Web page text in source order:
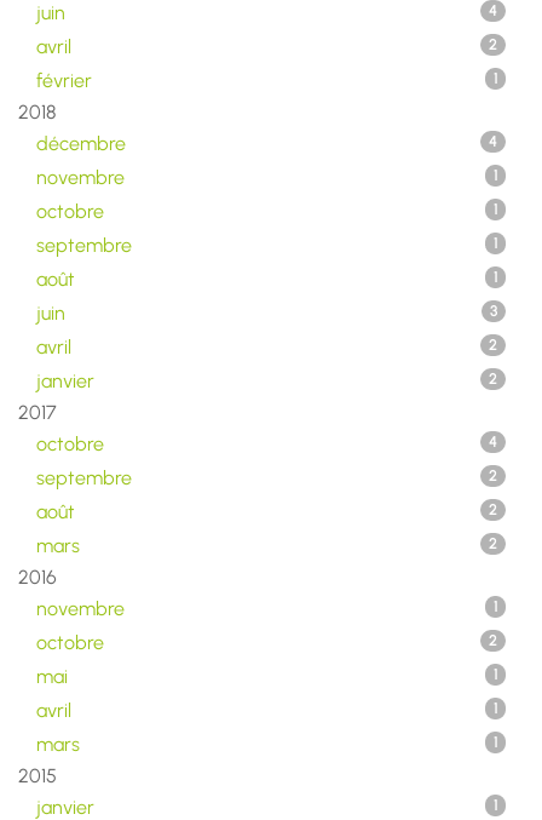
juin 4
avril 2
février 1
2018
décembre
4
novembre 1
octobre 1
septembre 1
août 1
juin 3
avril 2
janvier 2
2017
octobre
4
septembre 2
août 2
mars 2
2016
novembre
1
octobre 2
mai 1
avril 1
mars 1
2015
janvier
1